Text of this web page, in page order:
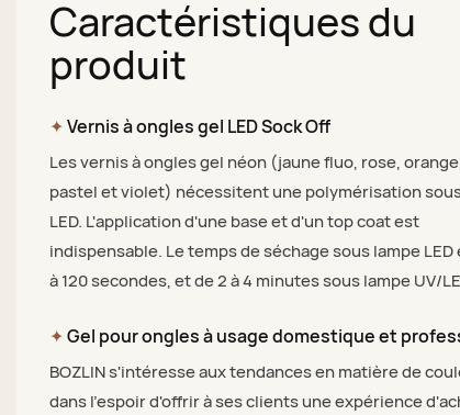
Caractéristiques du
produit
✦Vernis à ongles gel LED Sock Off
Les vernis à ongles gel néon (jaune fluo, rose,
pastel et violet) nécessitent une polymérisation
LED. L'application d'une base et d'un top coat est
indispensable. Le temps de séchage sous lampe LED
à 120 secondes, et de 2 à 4 minutes sous lampe UV/
✦Gel pour ongles à usage domestique et
BOZLIN s'intéresse aux tendances en matière de
dans l'espoir d'offrir à ses clients une expérience